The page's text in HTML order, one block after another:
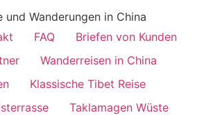
und Wanderungen in China
FAQ
Briefen von Kunden
Wanderreisen in China
Klassische Tibet Reise
Taklamagen Wüste